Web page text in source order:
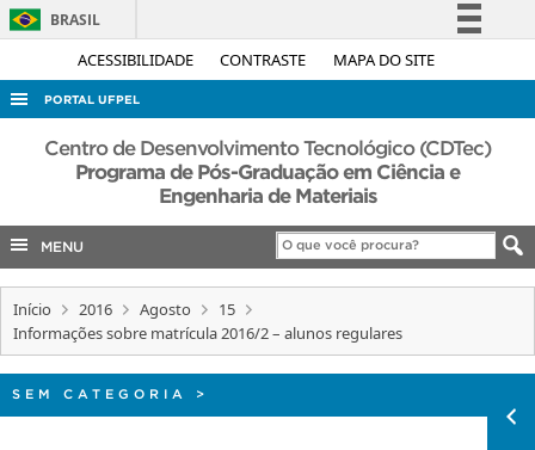
ACESSIBILIDADE CONTRASTE MAPA DO SITE
BRASIL
Simplifique!
Acesso à informação
Legislação
Canais
PORTAL UFPEL
ACESSO À INFORMAÇÃO
AUDITORIA
EDITAIS
INTERNACIONAL
Centro de Desenvolvimento Tecnológico (CDTec)
Programa de Pós-Graduação em Ciência e
Engenharia de Materiais
MENU
Início 2016 Agosto
15
Informações sobre matrícula 2016/2 – alunos regulares
SEM CATEGORIA >